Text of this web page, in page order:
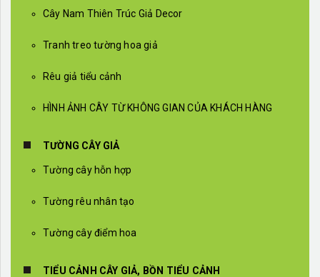
Cây Nam Thiên Trúc Giả Decor
Tranh treo tường hoa giả
Rêu giả tiểu cảnh
HÌNH ẢNH CÂY TỪ KHÔNG GIAN CỦA KHÁCH HÀNG
TƯỜNG CÂY GIẢ
Tường cây hỗn hợp
Tường rêu nhân tạo
Tường cây điểm hoa
TIỂU CẢNH CÂY GIẢ, BỒN TIỂU CẢNH